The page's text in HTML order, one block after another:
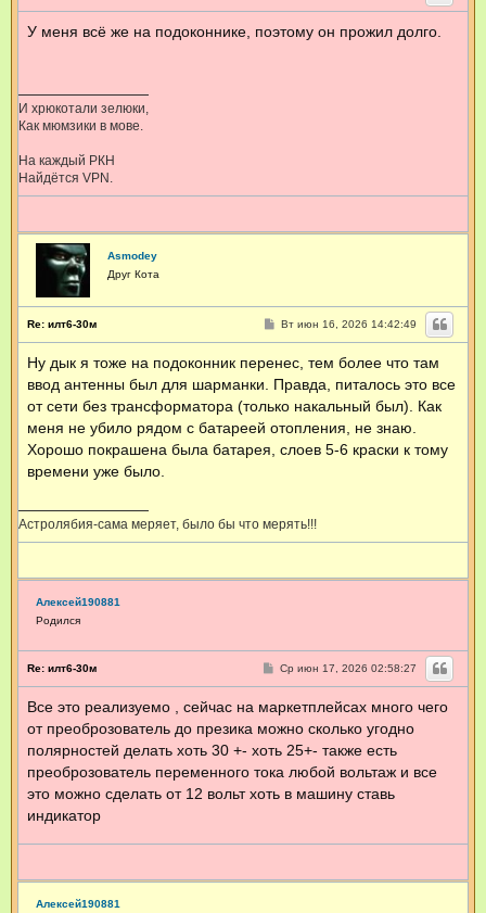
б
У меня всё же на подоконнике, поэтому он прожил долго.
И хрюкотали зелюки,
Как мюмзики в мове.
На каждый РКН
Найдётся VPN.
Asmodey
Друг Кота
Re: илт6-30м
С
б
е
н
и
е
Вт июн 16, 2026 14:42:49
Ну дык я тоже на подоконник перенес, тем более что там
ввод антенны был для шарманки. Правда, питалось это все
от сети без трансформатора (только накальный был). Как
меня не убило рядом с батареей отопления, не знаю.
Хорошо покрашена была батарея, слоев 5-6 краски к тому
времени уже было.
Астролябия-сама меряет, было бы что мерять!!!
Алексей190881
Родился
Re: илт6-30м
С
б
е
н
и
е
Ср июн 17, 2026 02:58:27
Все это реализуемо , сейчас на маркетплейсах много чего
от преоброзователь до презика можно сколько угодно
полярностей делать хоть 30 +- хоть 25+- также есть
преоброзователь переменного тока любой вольтаж и все
это можно сделать от 12 вольт хоть в машину ставь
индикатор
Алексей190881